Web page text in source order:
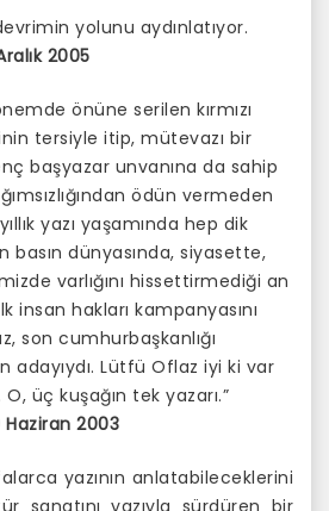
yolunu aydınlatıyor.
2005
önüne serilen kırmızı
tersiyle itip, mütevazı bir
başyazar unvanına da sahip
ödün vermeden
yazı yaşamında hep dik
basın dünyasında, siyasette,
varlığını hissettirmediği an
insan hakları kampanyasını
son cumhurbaşkanlığı
adayıydı. Lütfü Oflaz iyi ki var
üç kuşağın tek yazarı.”
Haziran 2003
yazının anlatabileceklerini
sanatını yazıyla sürdüren bir